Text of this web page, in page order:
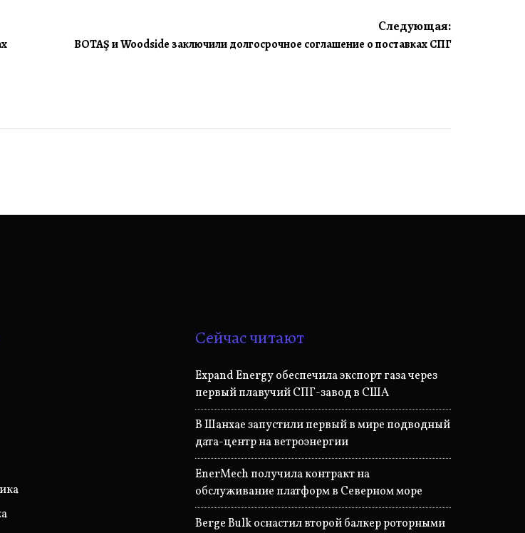
Следующая:
BOTAŞ и Woodside заключили долгосрочное соглашение о поставках СПГ
Сейчас читают
Expand Energy обеспечила экспорт газа через
первый плавучий СПГ-завод в США
В Шанхае запустили первый в мире подводный
дата-центр на ветроэнергии
EnerMech получила контракт на
обслуживание платформ в Северном море
Berge Bulk оснастил второй балкер роторными